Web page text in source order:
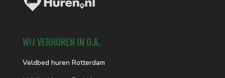
WIJ VERHUREN IN O.A.
Veldbed huren Rotterdam